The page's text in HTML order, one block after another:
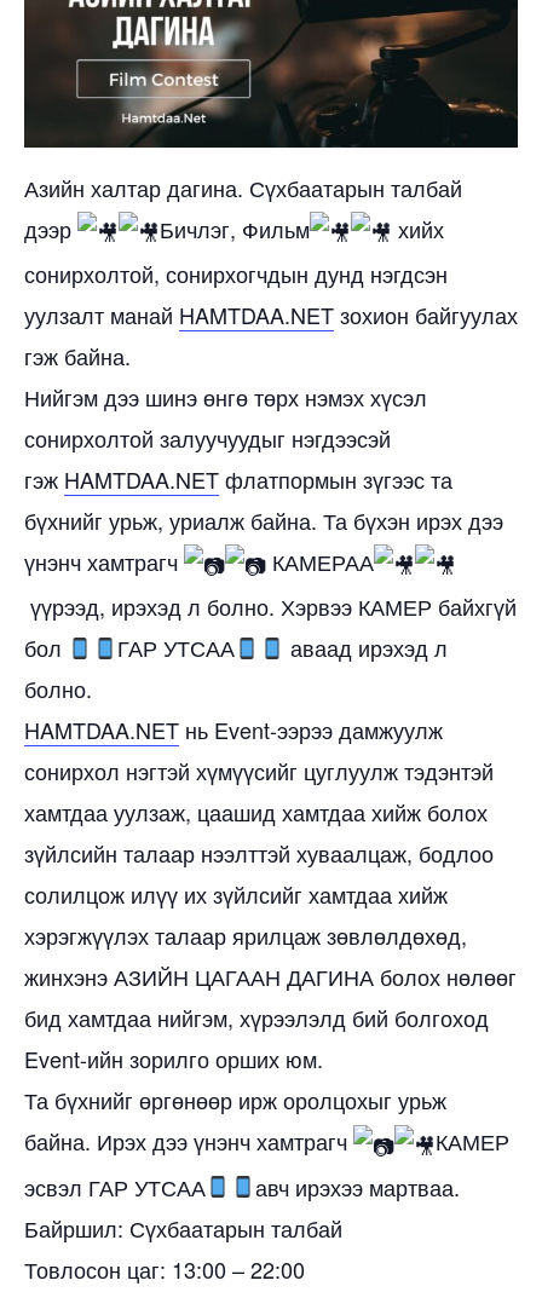
Азийн халтар дагина. Сүхбаатарын талбай
дээр
Бичлэг, Фильм
хийх
сонирхолтой, сонирхогчдын дунд нэгдсэн
уулзалт манай HAMTDAA.NETзохион байгуулах
гэж байна.
Нийгэм дээ шинэ өнгө төрх нэмэх хүсэл
сонирхолтой залуучуудыг нэгдээсэй
гэж HAMTDAA.NETфлатпормын зүгээс та
бүхнийг урьж, уриалж байна. Та бүхэн ирэх дээ
үнэнч хамтрагч
КАМЕРАА
үүрээд, ирэхэд л болно. Хэрвээ КАМЕР байхгүй
бол
ГАР УТСАА
аваад ирэхэд л
болно.
HAMTDAA.NET нь Event-ээрээ дамжуулж
сонирхол нэгтэй хүмүүсийг цуглуулж тэдэнтэй
хамтдаа уулзаж, цаашид хамтдаа хийж болох
зүйлсийн талаар нээлттэй хуваалцаж, бодлоо
солилцож илүү их зүйлсийг хамтдаа хийж
хэрэгжүүлэх талаар ярилцаж зөвлөлдөхөд,
жинхэнэ АЗИЙН ЦАГААН ДАГИНА болох нөлөөг
бид хамтдаа нийгэм, хүрээлэлд бий болгоход
Event-ийн зорилго орших юм.
Та бүхнийг өргөнөөр ирж оролцохыг урьж
байна. Ирэх дээ үнэнч хамтрагч
КАМЕР
эсвэл ГАР УТСАА
авч ирэхээ мартваа.
Байршил: Сүхбаатарын талбай
Товлосон цаг: 13:00 – 22:00